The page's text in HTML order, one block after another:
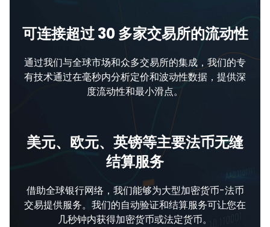
可连接超过 30 多家交易所的流动性
通过我们与全球市场和众多交易所的集成，我们的专
有技术通过在毫秒内分析定价和波动性数据，提供深
度流动性和最小滑点。
美元、欧元、英镑等主要法币无缝
结算服务
借助全球银行网络，我们能够为大型加密货币-法币
交易提供服务。我们的自动验证和结算服务可让您在
几秒钟内获得加密货币或法定货币。